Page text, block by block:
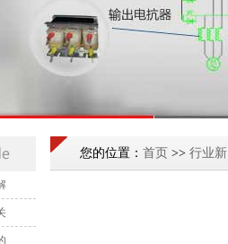
您的位置： 首页 >> 行业